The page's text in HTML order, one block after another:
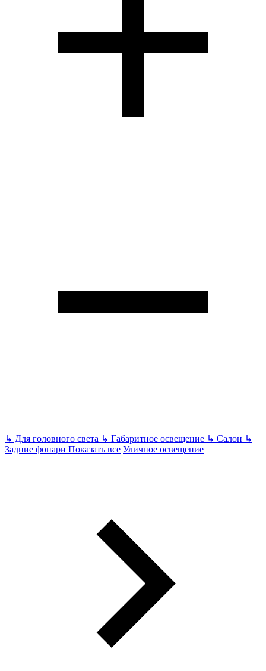
↳ Для головного света ↳ Габаритное освещение ↳ Салон ↳
Задние фонари Показать все Уличное освещение